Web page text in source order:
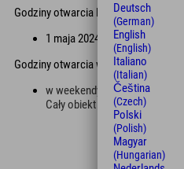
Godziny otwarcia latem
1 maja 2024 r. do 3 listopada
Godziny otwarcia w zima
w weekendy i święta -
Cały obiekt jest oświetlony.
Deutsch
(German)
English
(English)
Italiano
(Italian)
Čeština
(Czech)
Polski
(Polish)
Magyar
(Hungarian)